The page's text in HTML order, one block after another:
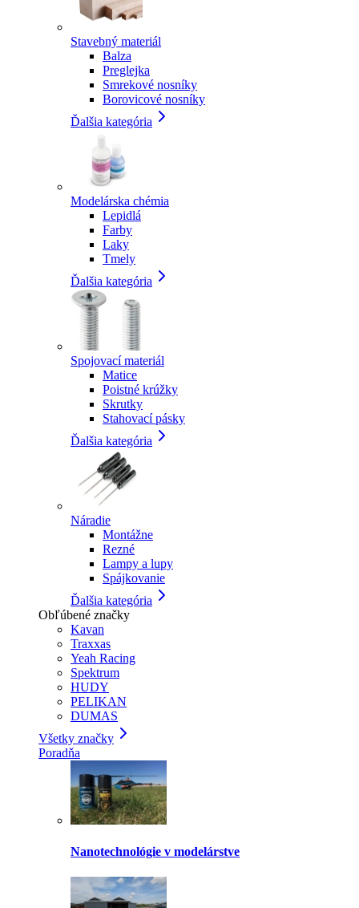
Stavebný materiál
Balza
Preglejka
Smrekové nosníky
Borovicové nosníky
Ďalšia kategória
Modelárska chémia
Lepidlá
Farby
Laky
Tmely
Ďalšia kategória
Spojovací materiál
Matice
Poistné krúžky
Skrutky
Stahovací pásky
Ďalšia kategória
Náradie
Montážne
Rezné
Lampy a lupy
Spájkovanie
Ďalšia kategória
Obľúbené značky
Kavan
Traxxas
Yeah Racing
Spektrum
HUDY
PELIKAN
DUMAS
Všetky značky
Poradňa
Nanotechnológie v modelárstve